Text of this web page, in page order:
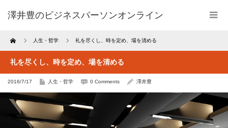
澤井豊のビジネスパーソンオンライン
Home 人生・哲学 礼を尽くし、時を定め、場を清める
礼を尽くし、時を定め、場を清める
2016/7/17 人生・哲学 0 Comments 澤井豊